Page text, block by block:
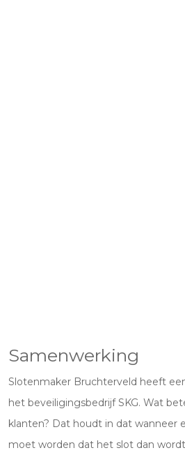
Samenwerking
Slotenmaker Bruchterveld heeft
het beveiligingsbedrijf SKG. Wat
klanten? Dat houdt in dat wanneer
moet worden dat het slot dan